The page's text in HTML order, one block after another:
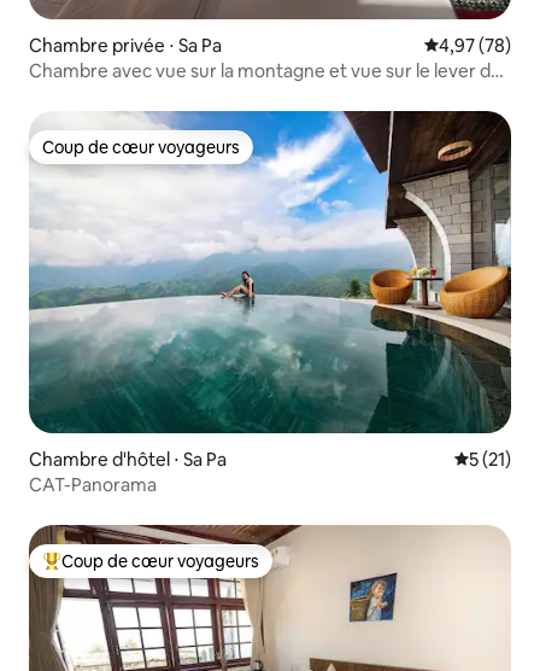
Chambre privée ⋅ Sa Pa Évaluation
4,97 (78)
Chambre avec vue sur la montagne et vue sur le lever du
Coup de cœur voyageurs
Coup de cœur voyageurs
Chambre d'hôtel ⋅ Sa Pa
5 (21)
CAT-Panorama
Coups de cœur voyageurs les plus appréciés
Coup de cœur voyageurs